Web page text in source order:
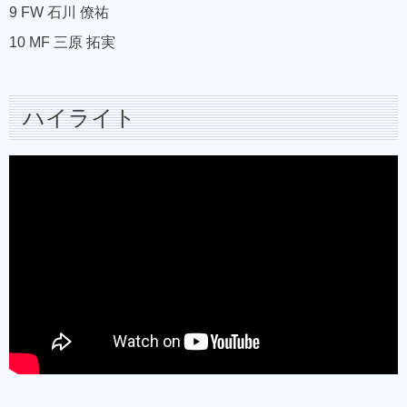
9 FW 石川 僚祐
10 MF 三原 拓実
ハイライト